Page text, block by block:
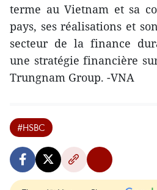
terme au Vietnam et sa
pays, ses réalisations et
secteur de la finance
une stratégie financière
Trungnam Group. -VNA
#HSBC